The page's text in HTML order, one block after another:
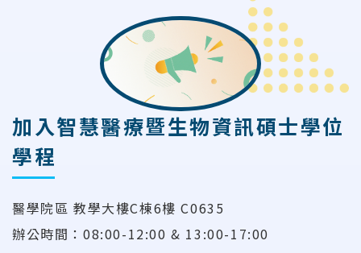
加入智慧醫療暨生物資訊碩士學位
學程
醫學院區 教學大樓C棟6樓 C0635
辦公時間：08:00-12:00 & 13:00-17:00